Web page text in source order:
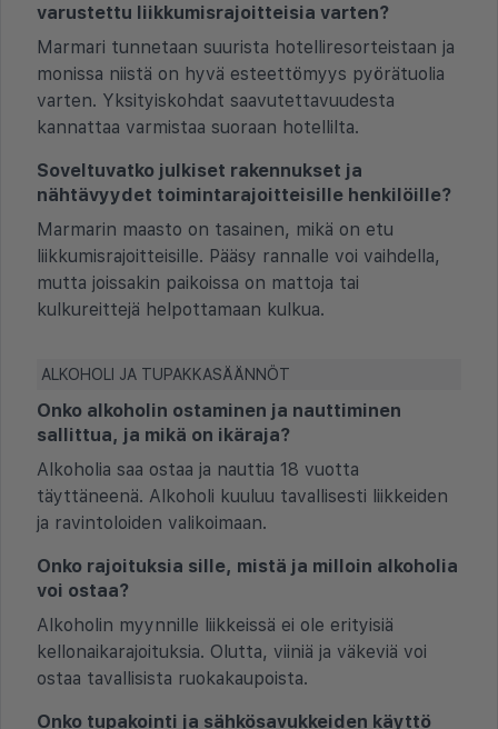
varustettu liikkumisrajoitteisia varten?
Marmari tunnetaan suurista hotelliresorteistaan ja
monissa niistä on hyvä esteettömyys pyörätuolia
varten. Yksityiskohdat saavutettavuudesta
kannattaa varmistaa suoraan hotellilta.
Soveltuvatko julkiset rakennukset ja
nähtävyydet toimintarajoitteisille henkilöille?
Marmarin maasto on tasainen, mikä on etu
liikkumisrajoitteisille. Pääsy rannalle voi vaihdella,
mutta joissakin paikoissa on mattoja tai
kulkureittejä helpottamaan kulkua.
ALKOHOLI JA TUPAKKASÄÄNNÖT
Onko alkoholin ostaminen ja nauttiminen
sallittua, ja mikä on ikäraja?
Alkoholia saa ostaa ja nauttia 18 vuotta
täyttäneenä. Alkoholi kuuluu tavallisesti liikkeiden
ja ravintoloiden valikoimaan.
Onko rajoituksia sille, mistä ja milloin alkoholia
voi ostaa?
Alkoholin myynnille liikkeissä ei ole erityisiä
kellonaikarajoituksia. Olutta, viiniä ja väkeviä voi
ostaa tavallisista ruokakaupoista.
Onko tupakointi ja sähkösavukkeiden käyttö